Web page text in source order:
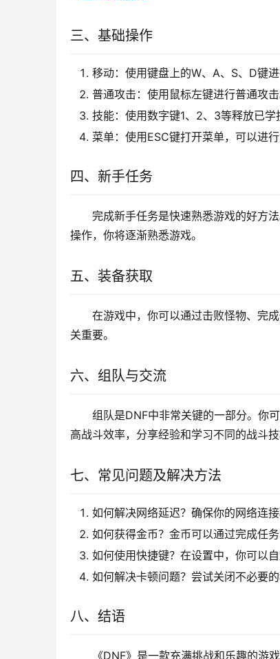
三、基础操作
移动：使用键盘上的W、A、S、D键进
普通攻击：使用鼠标左键进行普通攻击
技能：使用数字键1、2、3等释放已学
菜单：使用ESC键打开菜单，可以进
四、新手任务
完成新手任务是快速熟悉游戏的好方
操作，你将逐渐熟悉游戏。
五、装备获取
在游戏中，你可以通过击败怪物、完
关重要。
六、组队与交流
组队是DNF中非常关键的一部分。你
高战斗效率，分享经验和学习不同的战斗技
七、常见问题及解决方法
如何解决网络延迟？确保你的网络连
如何获得金币？金币可以通过完成任
如何使用快捷键？在设置中，你可以
如何解决卡顿问题？尝试关闭不必要
八、结语
《DNF》是一款充满挑战和乐趣的游